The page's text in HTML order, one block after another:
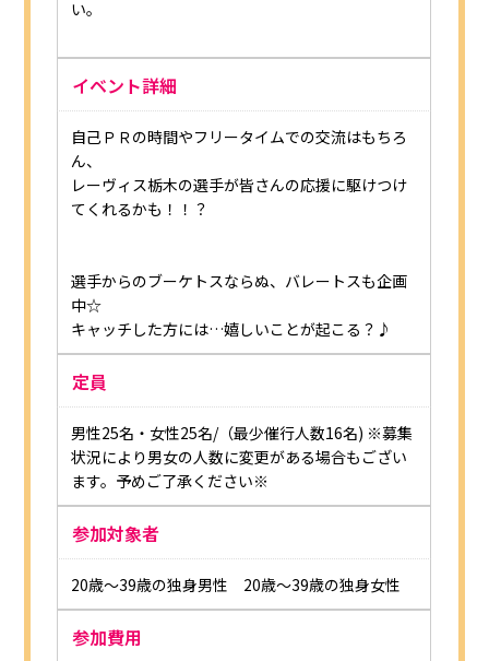
い。
イベント詳細
自己ＰＲの時間やフリータイムでの交流はもちろ
ん、
レーヴィス栃木の選手が皆さんの応援に駆けつけ
てくれるかも！！？
選手からのブーケトスならぬ、バレートスも企画
中☆
キャッチした方には…嬉しいことが起こる？♪
定員
男性25名・女性25名/（最少催行人数16名) ※募集
状況により男女の人数に変更がある場合もござい
ます。予めご了承ください※
参加対象者
20歳～39歳の独身男性 20歳～39歳の独身女性
参加費用